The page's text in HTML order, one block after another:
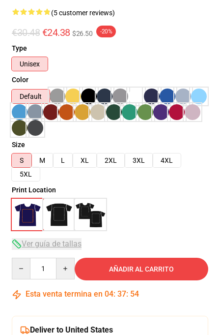
(5 customer reviews)
€30.48 €24.38 $26.50 -20%
Type
Unisex
Color
Default
Size
S
M L XL 2XL 3XL
4XL
5XL
Print Location
Ver guía de tallas
AÑADIR AL CARRITO
Esta venta termina en 04: 37: 54
Deliver to United States